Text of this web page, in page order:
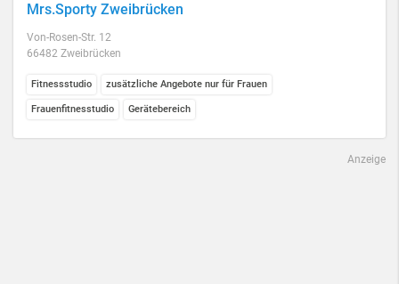
Mrs.Sporty Zweibrücken
Von-Rosen-Str. 12
66482 Zweibrücken
Fitnessstudio zusätzliche Angebote nur für Frauen
Frauenfitnesstudio Gerätebereich
Anzeige